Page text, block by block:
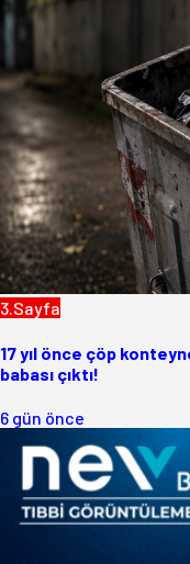
3.Sayfa
17 yıl önce çöp
babası çıktı!
6 gün önce